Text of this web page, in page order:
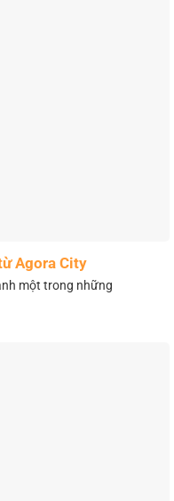
Agora City
một trong những